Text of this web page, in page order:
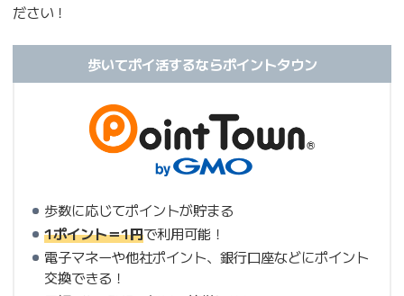
ださい！
歩いてポイ活するならポイントタウン
歩数に応じてポイントが貯まる
1ポイント＝1円で利用可能！
電子マネーや他社ポイント、銀行口座などにポイント
交換できる！